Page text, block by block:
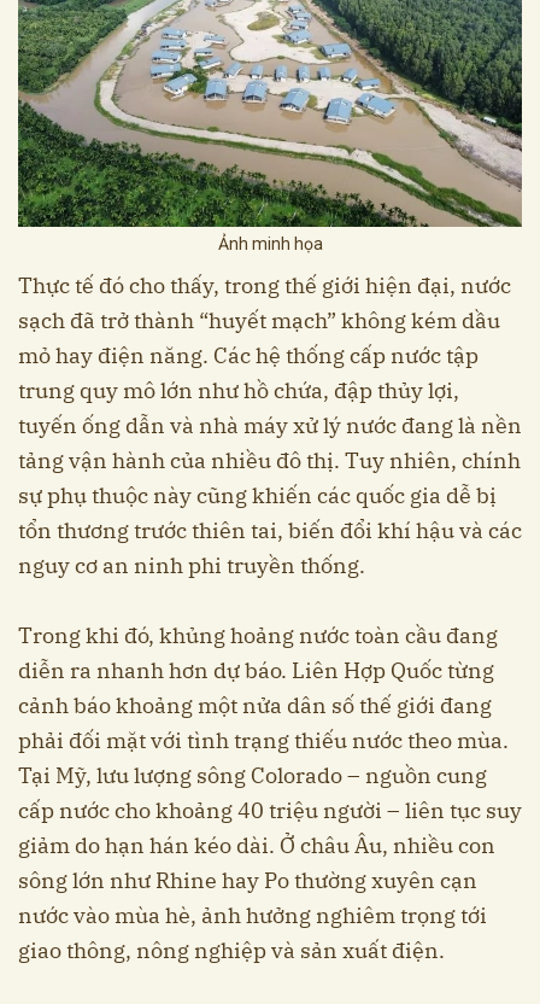
Ảnh minh họa
Thực tế đó cho thấy, trong thế giới hiện đại, nước
sạch đã trở thành “huyết mạch” không kém dầu
mỏ hay điện năng. Các hệ thống cấp nước tập
trung quy mô lớn như hồ chứa, đập thủy lợi,
tuyến ống dẫn và nhà máy xử lý nước đang là nền
tảng vận hành của nhiều đô thị. Tuy nhiên, chính
sự phụ thuộc này cũng khiến các quốc gia dễ bị
tổn thương trước thiên tai, biến đổi khí hậu và các
nguy cơ an ninh phi truyền thống.
Trong khi đó, khủng hoảng nước toàn cầu đang
diễn ra nhanh hơn dự báo. Liên Hợp Quốc từng
cảnh báo khoảng một nửa dân số thế giới đang
phải đối mặt với tình trạng thiếu nước theo mùa.
Tại Mỹ, lưu lượng sông Colorado – nguồn cung
cấp nước cho khoảng 40 triệu người – liên tục suy
giảm do hạn hán kéo dài. Ở châu Âu, nhiều con
sông lớn như Rhine hay Po thường xuyên cạn
nước vào mùa hè, ảnh hưởng nghiêm trọng tới
giao thông, nông nghiệp và sản xuất điện.